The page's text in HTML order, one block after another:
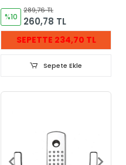
%10
289,76 TL
260,78 TL
SEPETTE 234,70 TL
Sepete Ekle